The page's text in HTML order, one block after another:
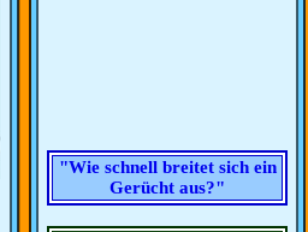
"Wie schnell breitet sich ein
Gerücht aus?"